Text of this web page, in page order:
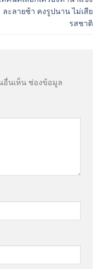
ละลายช้า คงรูปนาน ไม่เสีย
รสชาติ
อื่นเห็น ช่องข้อมูล